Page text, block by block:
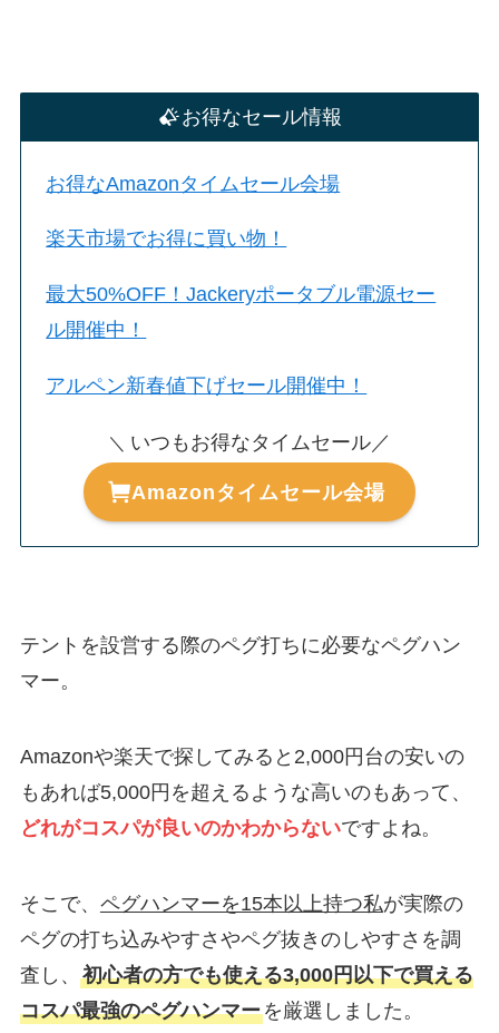
お得なセール情報
お得なAmazonタイムセール会場
楽天市場でお得に買い物！
最大50%OFF！Jackeryポータブル電源セー
ル開催中！
アルペン新春値下げセール開催中！
＼ いつもお得なタイムセール／
Amazonタイムセール会場
テントを設営する際のペグ打ちに必要なペグハン
マー。
Amazonや楽天で探してみると2,000円台の安いの
もあれば5,000円を超えるような高いのもあって、
どれがコスパが良いのかわからないですよね。
そこで、 ペグハンマーを15本以上持つ私が実際の
ペグの打ち込みやすさやペグ抜きのしやすさを調
査し、 初心者の方でも使える3,000円以下で買える
コスパ最強のペグハンマーを厳選しました。